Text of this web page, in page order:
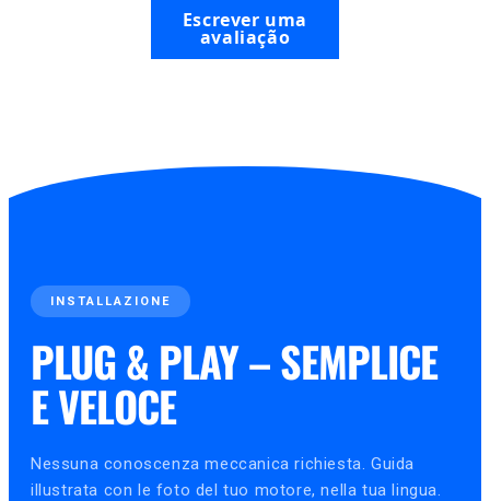
Escrever uma
avaliação
INSTALLAZIONE
PLUG & PLAY – SEMPLICE
E VELOCE
Nessuna conoscenza meccanica richiesta. Guida
illustrata con le foto del tuo motore, nella tua lingua.